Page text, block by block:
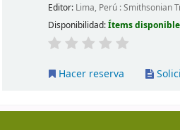
Editor: Lima, Perú : Smithsonian
Disponibilidad:Ítems
Hacer reserva